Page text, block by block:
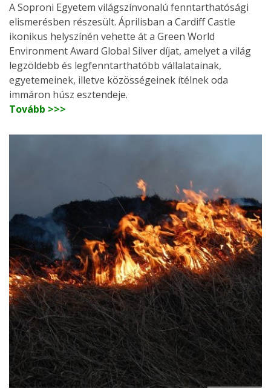
A Soproni Egyetem világszínvonalú fenntarthatósági
elismerésben részesült. Áprilisban a Cardiff Castle
ikonikus helyszínén vehette át a Green World
Environment Award Global Silver díjat, amelyet a világ
legzöldebb és legfenntarthatóbb vállalatainak,
egyetemeinek, illetve közösségeinek ítélnek oda
immáron húsz esztendeje.
Tovább >>>